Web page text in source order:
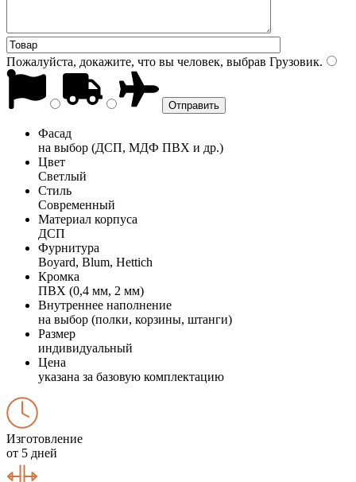
Пожалуйста, докажите, что вы человек, выбрав Грузовик.
Фасад
на выбор (ДСП, МДФ ПВХ и др.)
Цвет
Светлый
Стиль
Современный
Материал корпуса
ДСП
Фурнитура
Boyard, Blum, Hettich
Кромка
ПВХ (0,4 мм, 2 мм)
Внутреннее наполнение
на выбор (полки, корзины, штанги)
Размер
индивидуальный
Цена
указана за базовую комплектацию
Изготовление
от 5 дней